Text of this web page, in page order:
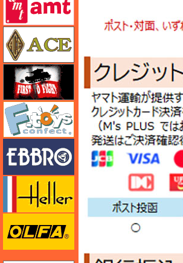
エフトイズ
エブロ
オルファ